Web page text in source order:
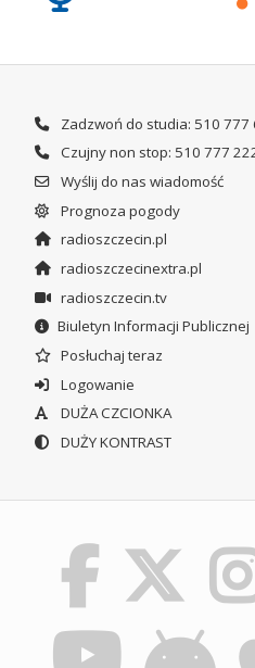
Zadzwoń do studia: 510 777
Czujny non stop: 510 777
Wyślij do nas wiadomość
Prognoza pogody
radioszczecin.pl
radioszczecinextra.pl
radioszczecin.tv
Biuletyn Informacji Publicznej
Posłuchaj teraz
Logowanie
DUŻA CZCIONKA
DUŻY KONTRAST